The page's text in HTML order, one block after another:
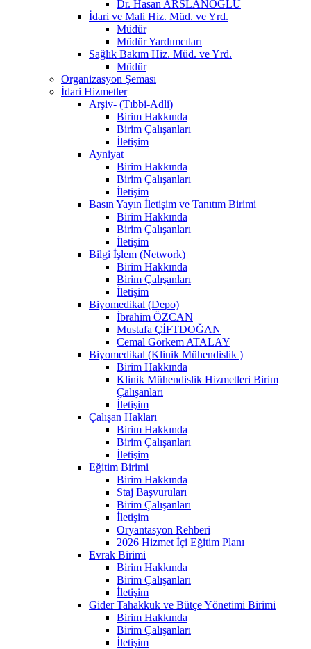
Dr. Hasan ARSLANOĞLU
İdari ve Mali Hiz. Müd. ve Yrd.
Müdür
Müdür Yardımcıları
Sağlık Bakım Hiz. Müd. ve Yrd.
Müdür
Organizasyon Şeması
İdari Hizmetler
Arşiv- (Tıbbi-Adli)
Birim Hakkında
Birim Çalışanları
İletişim
Ayniyat
Birim Hakkında
Birim Çalışanları
İletişim
Basın Yayın İletişim ve Tanıtım Birimi
Birim Hakkında
Birim Çalışanları
İletişim
Bilgi İşlem (Network)
Birim Hakkında
Birim Çalışanları
İletişim
Biyomedikal (Depo)
İbrahim ÖZCAN
Mustafa ÇİFTDOĞAN
Cemal Görkem ATALAY
Biyomedikal (Klinik Mühendislik )
Birim Hakkında
Klinik Mühendislik Hizmetleri Birim
Çalışanları
İletişim
Çalışan Hakları
Birim Hakkında
Birim Çalışanları
İletişim
Eğitim Birimi
Birim Hakkında
Staj Başvuruları
Birim Çalışanları
İletişim
Oryantasyon Rehberi
2026 Hizmet İçi Eğitim Planı
Evrak Birimi
Birim Hakkında
Birim Çalışanları
İletişim
Gider Tahakkuk ve Bütçe Yönetimi Birimi
Birim Hakkında
Birim Çalışanları
İletişim